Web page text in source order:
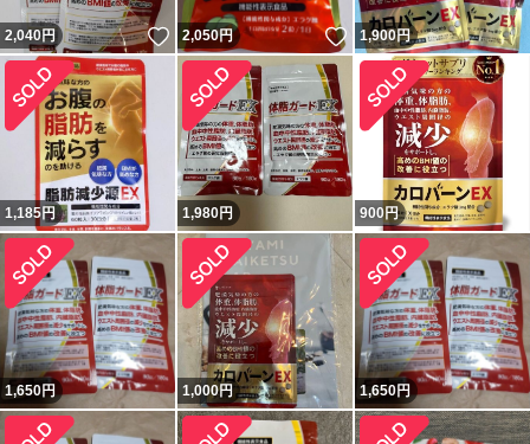
2,040円 いいね！
2,050円 いいね！
1,900円
1,185円 1,980円 900円
1,650円 1,000円 1,650円